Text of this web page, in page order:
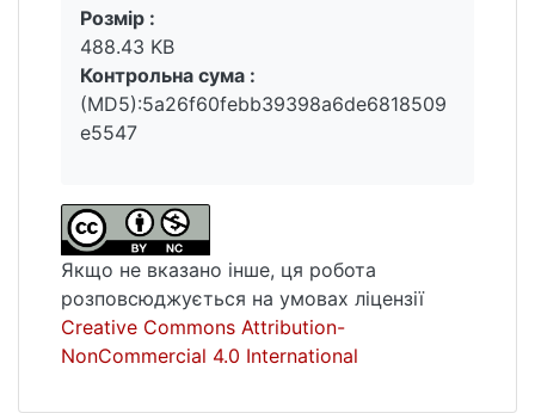
ситуацій. Результати проведеного
дослідження дали змогу окреслити
основні риси президентської риторики, її
адаптивність до контексту та
ефективність у виконанні функції впливу.
Зеленського є зразком функціональної
риторики, у якій поєднано емоційність,
чіткість структури, мовну мобілізацію та
стратегічне моделювання реальності, що
забезпечує підтримку довіри та єдності
суспільства в умовах війни. У досліджених
Розмір :
488.43 KB
Контрольна сума :
(MD5):5a26f60febb39398a6de6818509
e5547
Якщо не вказано інше, ця робота
розповсюджується на умовах ліцензії
Creative Commons Attribution-
NonCommercial 4.0 International